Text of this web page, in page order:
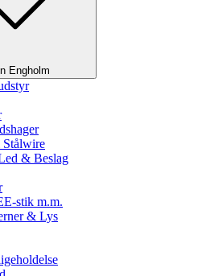
Engholm
& Beslag
stik m.m.
& Lys